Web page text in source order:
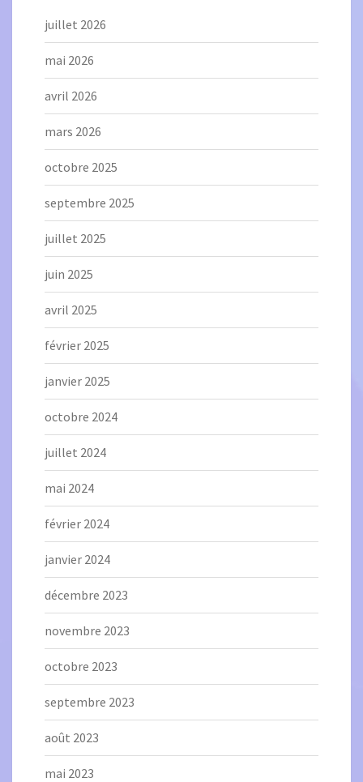
juillet 2026
mai 2026
avril 2026
mars 2026
octobre 2025
septembre 2025
juillet 2025
juin 2025
avril 2025
février 2025
janvier 2025
octobre 2024
juillet 2024
mai 2024
février 2024
janvier 2024
décembre 2023
novembre 2023
octobre 2023
septembre 2023
août 2023
mai 2023